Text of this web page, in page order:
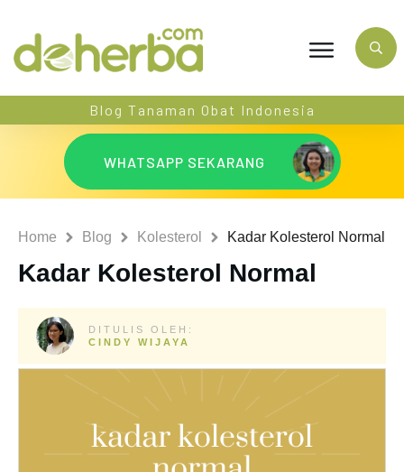
Blog Tanaman Obat Indonesia
WHATSAPP SEKARANG
Home Blog Kolesterol Kadar Kolesterol Normal
Kadar Kolesterol Normal
DITULIS OLEH:
CINDY WIJAYA